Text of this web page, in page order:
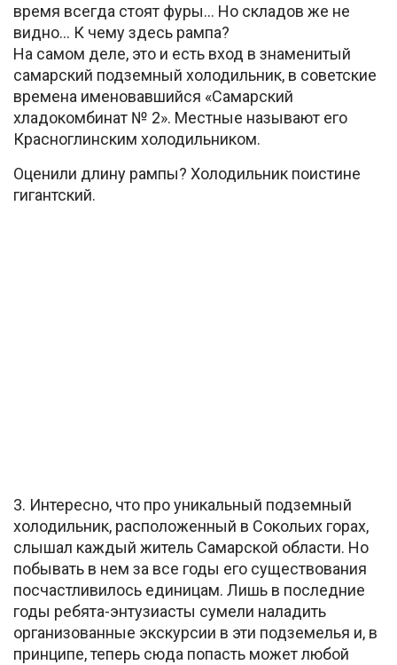
время всегда стоят фуры… Но складов же не
видно… К чему здесь рампа?
На самом деле, это и есть вход в знаменитый
самарский подземный холодильник, в советские
времена именовавшийся «Самарский
хладокомбинат № 2». Местные называют его
Красноглинским холодильником.
Оценили длину рампы? Холодильник поистине
гигантский.
3. Интересно, что про уникальный подземный
холодильник, расположенный в Сокольих горах,
слышал каждый житель Самарской области. Но
побывать в нем за все годы его существования
посчастливилось единицам. Лишь в последние
годы ребята-энтузиасты сумели наладить
организованные экскурсии в эти подземелья и, в
принципе, теперь сюда попасть может любой